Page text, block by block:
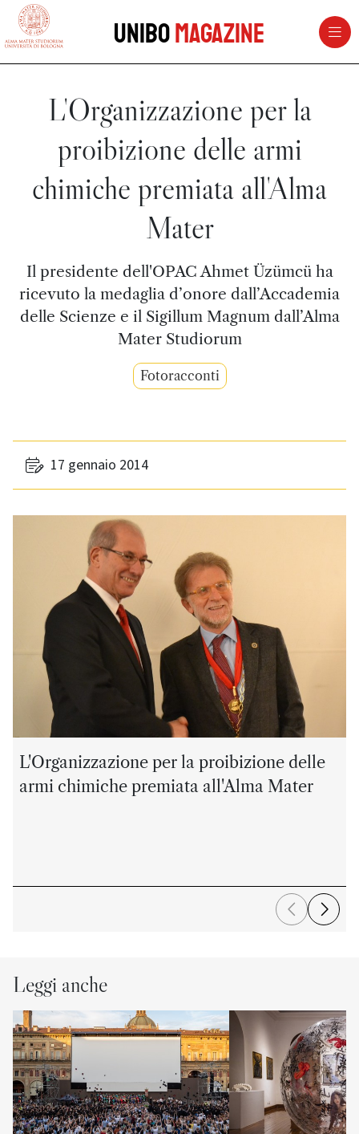
vai al contenuto della pagina
UniboMagazine
L'Organizzazione per la
proibizione delle armi
chimiche premiata all'Alma
Mater
Il presidente dell'OPAC Ahmet Üzümcü ha
ricevuto la medaglia d’onore dall’Accademia
delle Scienze e il Sigillum Magnum dall’Alma
Mater Studiorum
Fotoracconti
17 gennaio 2014
L'Organizzazione per la proibizione delle
armi chimiche premiata all'Alma Mater
Leggi anche